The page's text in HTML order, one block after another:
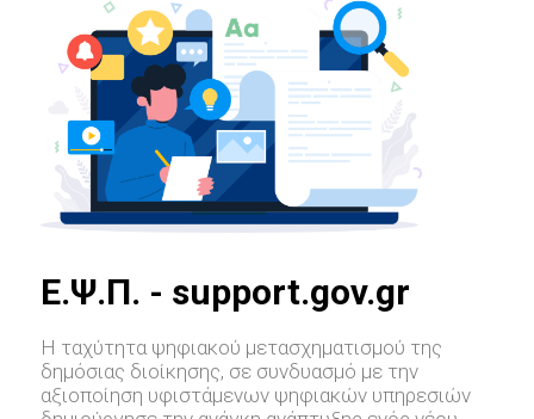
E.Ψ.Π. - support.gov.gr
Η ταχύτητα ψηφιακού μετασχηματισμού της
δημόσιας διοίκησης, σε συνδυασμό με την
αξιοποίηση υφιστάμενων ψηφιακών υπηρεσιών